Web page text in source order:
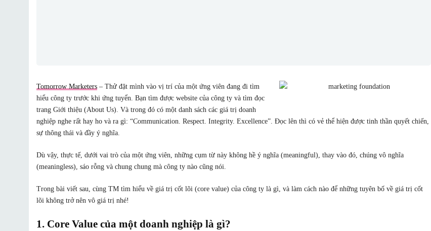
Tomorrow Marketers – Thử đặt mình vào vị trí của một ứng viên đang đi tìm
hiểu công ty trước khi ứng tuyển. Bạn tìm được website của công ty và tìm đọc
trang Giới thiệu (About Us). Và trong đó có một danh sách các giá trị doanh
nghiệp nghe rất hay ho và ra gì: “Communication. Respect. Integrity. Excellence”. Đọc lên thì có vẻ thể hiện được tinh thần quyết chiến,
sự thông thái và đầy ý nghĩa.
Dù vậy, thực tế, dưới vai trò của một ứng viên, những cụm từ này không hề ý nghĩa (meaningful), thay vào đó, chúng vô nghĩa
(meaningless), sáo rỗng và chung chung mà công ty nào cũng nói.
Trong bài viết sau, cùng TM tìm hiểu về giá trị cốt lõi (core value) của công ty là gì, và làm cách nào để những tuyên bố về giá trị cốt
lõi không trở nên vô giá trị nhé!
1. Core Value của một doanh nghiệp là gì?